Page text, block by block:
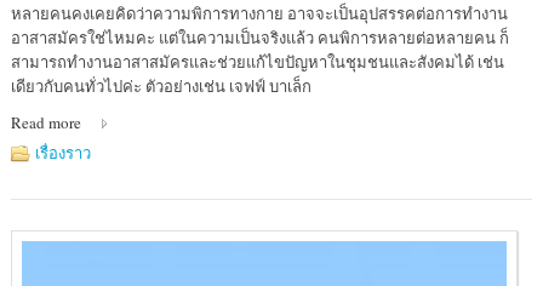
หลายคนคงเคยคิดว่าความพิการทางกาย อาจจะเป็นอุปสรรคต่อการทำงาน
อาสาสมัครใช่ไหมคะ แต่ในความเป็นจริงแล้ว คนพิการหลายต่อหลายคน ก็
สามารถทำงานอาสาสมัครและช่วยแก้ไขปัญหาในชุมชนและสังคมได้ เช่น
เดียวกับคนทั่วไปค่ะ ตัวอย่างเช่น เจฟฟ์ บาเล็ก
Read more
เรื่องราว